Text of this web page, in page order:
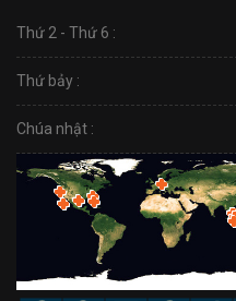
Thứ 2 - Thứ 6 :
Thứ bảy :
Chúa nhật :